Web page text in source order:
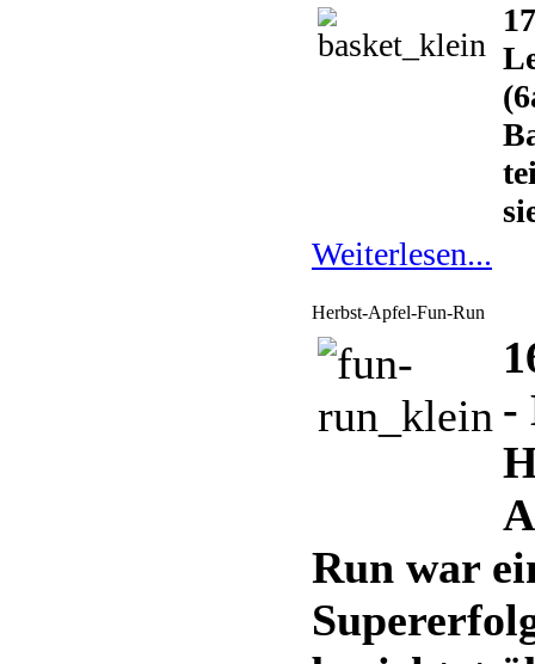
Weiterlesen...
Herbst-Apfel-Fun-Run
-
Run war